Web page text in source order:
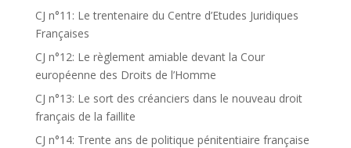
CJ n°11: Le trentenaire du Centre d’Etudes Juridiques
Françaises
CJ n°12: Le règlement amiable devant la Cour
européenne des Droits de l’Homme
CJ n°13: Le sort des créanciers dans le nouveau droit
français de la faillite
CJ n°14: Trente ans de politique pénitentiaire française